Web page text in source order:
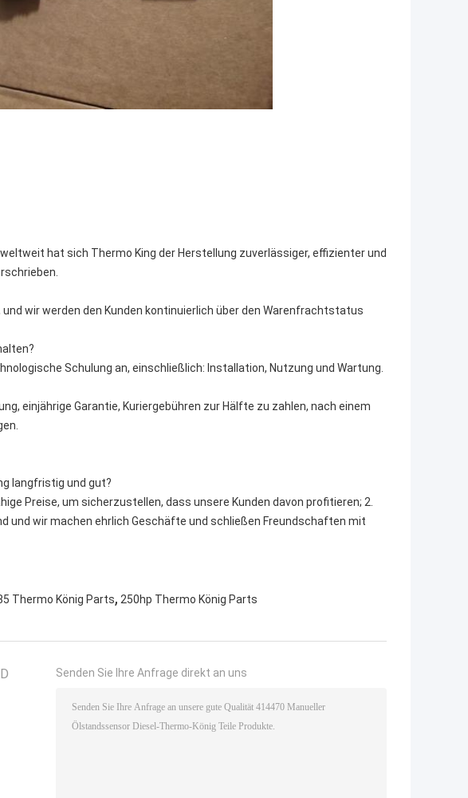
hat sich Thermo King der Herstellung zuverlässiger, effizienter und
und wir werden den Kunden kontinuierlich über den Warenfrachtstatus
Schulung an, einschließlich: Installation, Nutzung und Wartung.
einjährige Garantie, Kuriergebühren zur Hälfte zu zahlen, nach einem
langfristig und gut?
Preise, um sicherzustellen, dass unsere Kunden davon profitieren; 2.
und wir machen ehrlich Geschäfte und schließen Freundschaften mit
Thermo König Parts, 250hp Thermo König Parts
Senden Sie Ihre Anfrage direkt an uns